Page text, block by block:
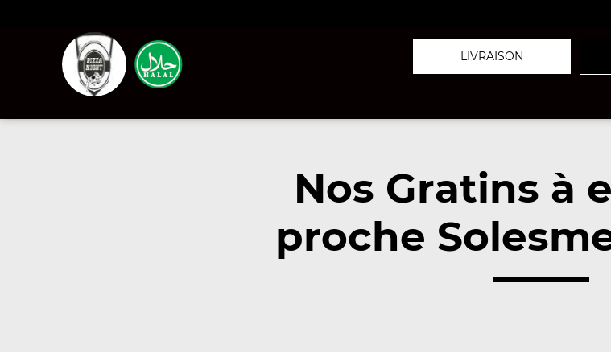
LIVRAISON
Nos Gratins à
proche